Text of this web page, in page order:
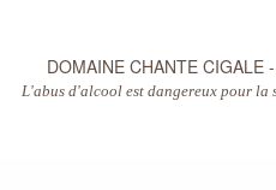
DOMAINE CHANTE CIGALE -
L'abus d'alcool est dangereux pour la